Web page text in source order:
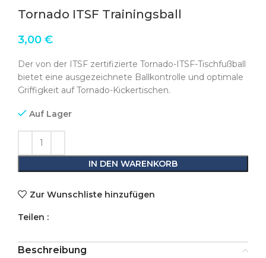
Tornado ITSF Trainingsball
3,00 €
Der von der ITSF zertifizierte Tornado-ITSF-Tischfußball
bietet eine ausgezeichnete Ballkontrolle und optimale
Griffigkeit auf Tornado-Kickertischen.
Auf Lager
IN DEN WARENKORB
Zur Wunschliste hinzufügen
Teilen :
Beschreibung